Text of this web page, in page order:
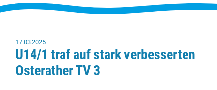
1920
17.03.2025
U14/1 traf auf stark verbesserten
Osterather TV 3